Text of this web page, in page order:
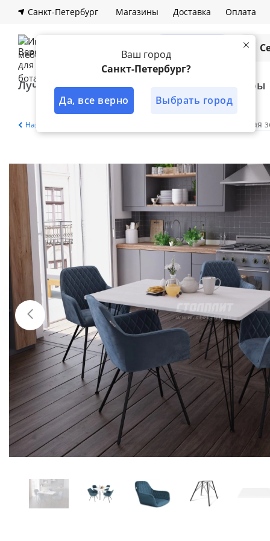
Ваш город
Санкт-Петербург?
Да, все верно Выбрать город
Санкт-Петербург Магазины Доставка Оплата
Лучшее решение Шкафы
Назад Обеденная